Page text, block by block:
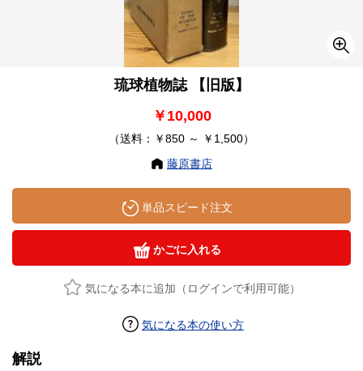
琉球植物誌 【旧版】
￥10,000
（送料：￥850 ～ ￥1,500）
藤原書店
単品スピード注文
かごに入れる
気になる本に追加（ログインで利用可能）
気になる本の使い方
解説